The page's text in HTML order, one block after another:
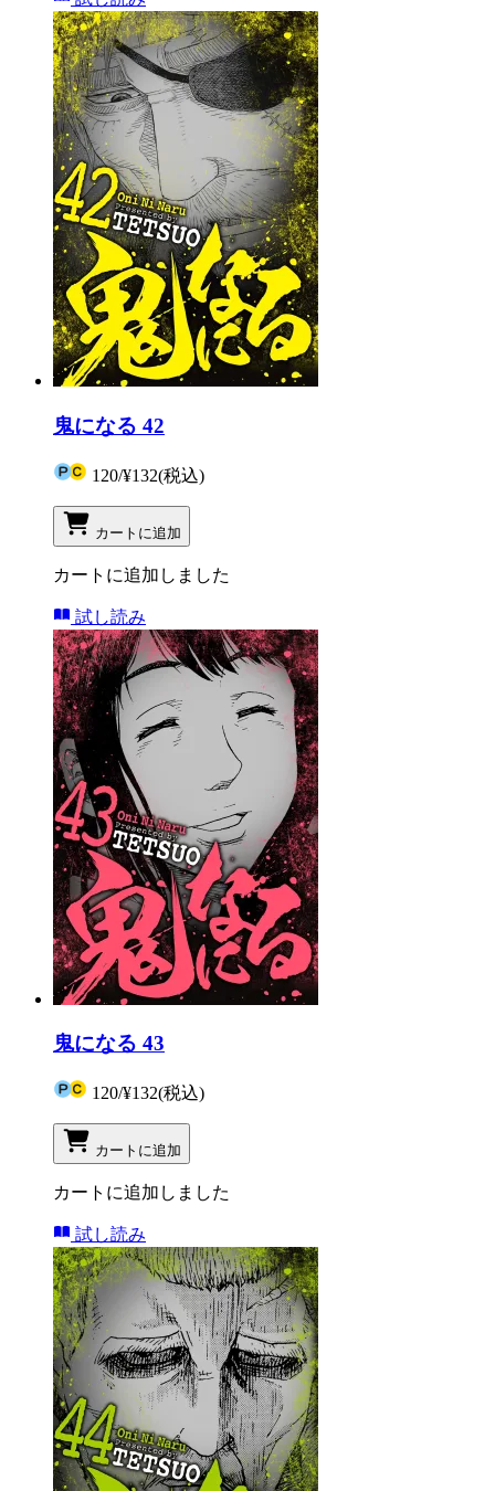
鬼になる 42
120/¥132(税込)
カートに追加
カートに追加しました
試し読み
鬼になる 43
120/¥132(税込)
カートに追加
カートに追加しました
試し読み